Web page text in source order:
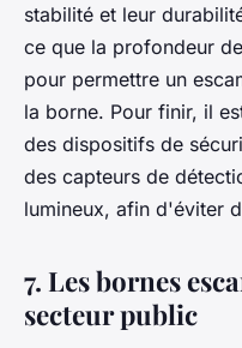
stabilité et leur
ce que la profondeur
pour permettre un
la borne. Pour finir, il
des dispositifs de
des capteurs de
lumineux, afin d'éviter
7. Les bornes
secteur public